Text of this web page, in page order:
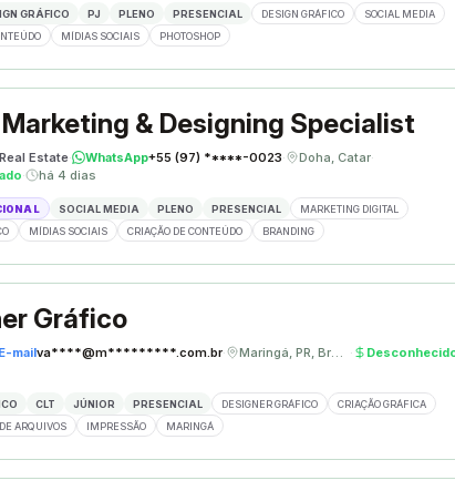
GRÁFICO PJ PLENO PRESENCIAL DESIGN GRÁFICO
SOCIAL MEDIA
MÍDIAS SOCIAIS PHOTOSHOP
& Designing Specialist
Estate· WhatsApp+55 (97) *****-0023· Doha, Catar·
· há 4 dias
SOCIAL MEDIA PLENO PRESENCIAL
MARKETING DIGITAL
MÍDIAS SOCIAIS CRIAÇÃO DE CONTEÚDO BRANDING
Gráfico
E-mailva****@m*********.com.br· Maringá, PR, Brasil ·
CLT JÚNIOR PRESENCIAL DESIGNER GRÁFICO
CRIAÇÃO GRÁFICA
ARQUIVOS
IMPRESSÃO MARINGÁ